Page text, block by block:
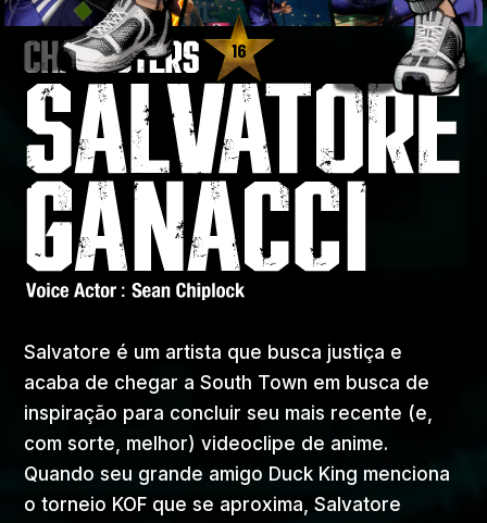
16
Salvatore é um artista que busca justiça e
acaba de chegar a South Town em busca de
inspiração para concluir seu mais recente (e,
com sorte, melhor) videoclipe de anime.
Quando seu grande amigo Duck King menciona
o torneio KOF que se aproxima, Salvatore